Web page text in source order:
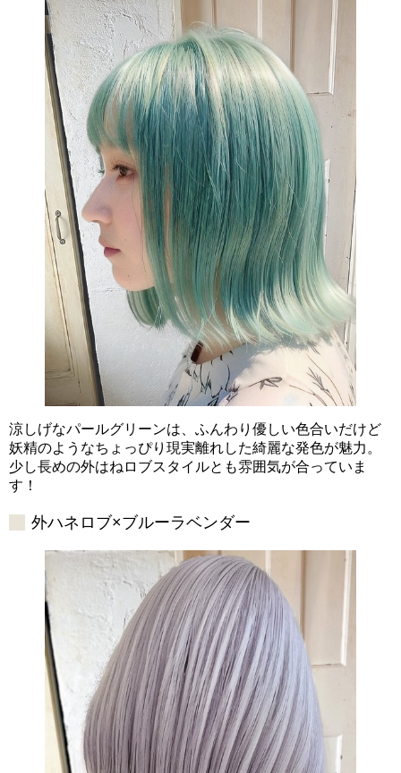
涼しげなパールグリーンは、ふんわり優しい色合いだけど
妖精のようなちょっぴり現実離れした綺麗な発色が魅力。
少し長めの外はねロブスタイルとも雰囲気が合っていま
す！
外ハネロブ×ブルーラベンダー